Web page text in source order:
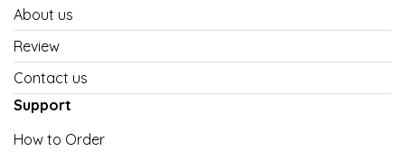
About us
Review
Contact us
Support
How to Order